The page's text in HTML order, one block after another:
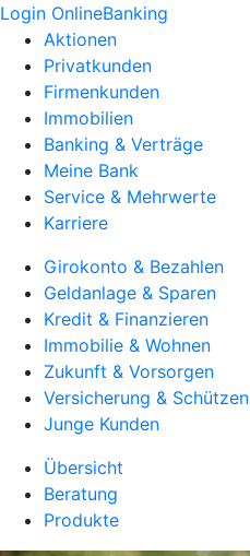
Login OnlineBanking
Aktionen
Privatkunden
Firmenkunden
Immobilien
Banking & Verträge
Meine Bank
Service & Mehrwerte
Karriere
Girokonto & Bezahlen
Geldanlage & Sparen
Kredit & Finanzieren
Immobilie & Wohnen
Zukunft & Vorsorgen
Versicherung & Schützen
Junge Kunden
Übersicht
Beratung
Produkte